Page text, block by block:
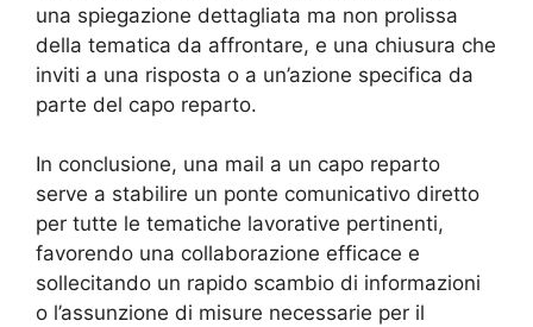
una spiegazione dettagliata ma non prolissa
della tematica da affrontare, e una chiusura che
inviti a una risposta o a un’azione specifica da
parte del capo reparto.
In conclusione, una mail a un capo reparto
serve a stabilire un ponte comunicativo diretto
per tutte le tematiche lavorative pertinenti,
favorendo una collaborazione efficace e
sollecitando un rapido scambio di informazioni
o l’assunzione di misure necessarie per il